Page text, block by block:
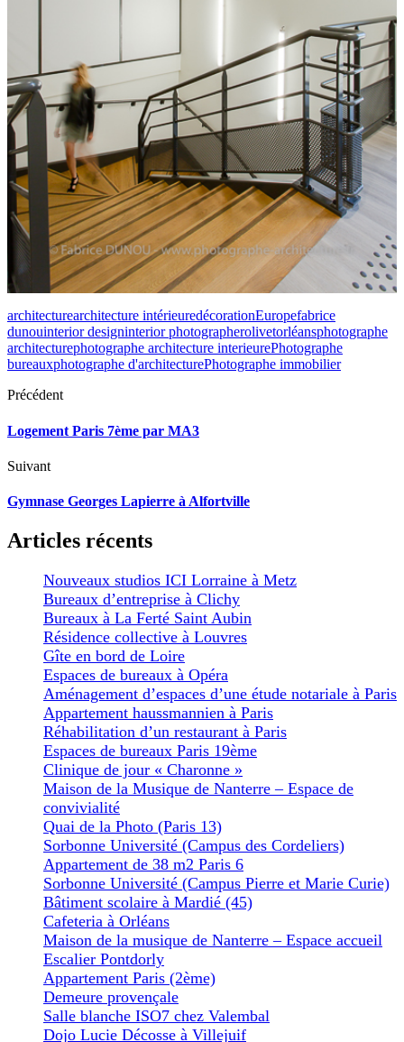
architecturearchitecture intérieuredécorationEuropefabrice
dunouinterior designinterior photographerolivetorléansphotographe
architecturephotographe architecture interieurePhotographe
bureauxphotographe d'architecturePhotographe immobilier
Précédent
Logement Paris 7ème par MA3
Suivant
Gymnase Georges Lapierre à Alfortville
Articles récents
Nouveaux studios ICI Lorraine à Metz
Bureaux d’entreprise à Clichy
Bureaux à La Ferté Saint Aubin
Résidence collective à Louvres
Gîte en bord de Loire
Espaces de bureaux à Opéra
Aménagement d’espaces d’une étude notariale à Paris
Appartement haussmannien à Paris
Réhabilitation d’un restaurant à Paris
Espaces de bureaux Paris 19ème
Clinique de jour « Charonne »
Maison de la Musique de Nanterre – Espace de
convivialité
Quai de la Photo (Paris 13)
Sorbonne Université (Campus des Cordeliers)
Appartement de 38 m2 Paris 6
Sorbonne Université (Campus Pierre et Marie Curie)
Bâtiment scolaire à Mardié (45)
Cafeteria à Orléans
Maison de la musique de Nanterre – Espace accueil
Escalier Pontdorly
Appartement Paris (2ème)
Demeure provençale
Salle blanche ISO7 chez Valembal
Dojo Lucie Décosse à Villejuif